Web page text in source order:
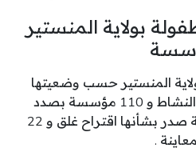
بولاية المنستير
المنستير حسب وضعيتها
كالآتي: 417 مؤسسة بصدد النشاط و 110 مؤسسة بصدد
تدارك نقائص و 25 مؤسسة صدر بشأنها اقتراح غلق و 22
.